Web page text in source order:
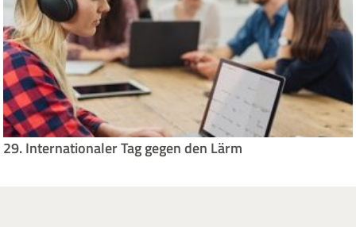
29. Internationaler Tag gegen den Lärm